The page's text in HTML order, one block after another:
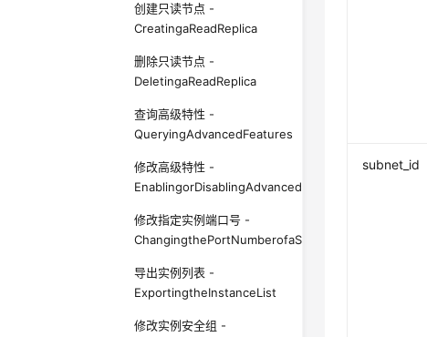
创建只读节点 -
CreatingaReadReplica
删除只读节点 -
DeletingaReadReplica
查询高级特性 -
QueryingAdvancedFeatures
修改高级特性 -
EnablingorDisablingAdvancedFeatures
修改指定实例端口号 -
ChangingthePortNumberofaSpecifiedDBInstance
导出实例列表 -
ExportingtheInstanceList
修改实例安全组 -
subnet_id